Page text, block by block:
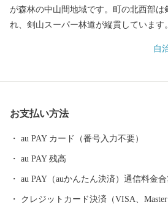
が森林の中山間地域です。町の北西部は
れ、剣山スーパー林道が縦貫しています
た、那賀川や坂州木頭川の清流が大釜の
正月飾りに使われる万年青（おもと）や
もあります。 ふるさと納税をきっかけ
自
お支払い方法
au PAY カード（番号入力不要）
au PAY 残高
au PAY（auかんたん決済）通信料金
クレジットカード決済（VISA、Master